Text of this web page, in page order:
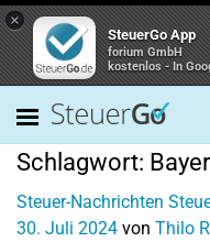
×
SteuerGo App
forium GmbH
kostenlos - In
Schlagwort:
Steuer-Nachrichten
30. Juli 2024 von Thilo